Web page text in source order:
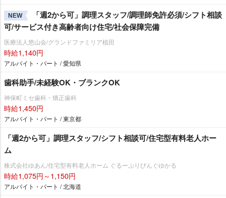
NEW
「週2から可」調理スタッフ/調理師免許必須/シフト相談
可/サービス付き高齢者向け住宅/社会保障完備
医療法人悠山会/グランドファミリア植田
時給1,140円
アルバイト・パート / 愛知県
歯科助手/未経験OK・ブランクOK
神保町ミセ歯科・矯正歯科
時給1,450円
アルバイト・パート / 東京都
「週2から可」調理スタッフ/シフト相談可/住宅型有料老人ホー
ム
株式会社ゆあん/住宅型有料老人ホーム ぐるーぷりびんぐゆかる
時給1,075円～1,150円
アルバイト・パート / 北海道